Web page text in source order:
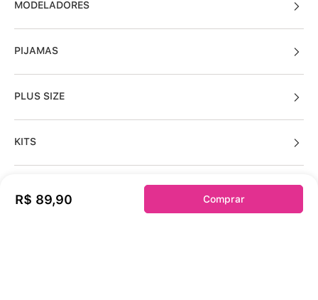
R$ 89,90 Comprar
MODELADORES
PIJAMAS
PLUS SIZE
KITS
Sobre a duloren